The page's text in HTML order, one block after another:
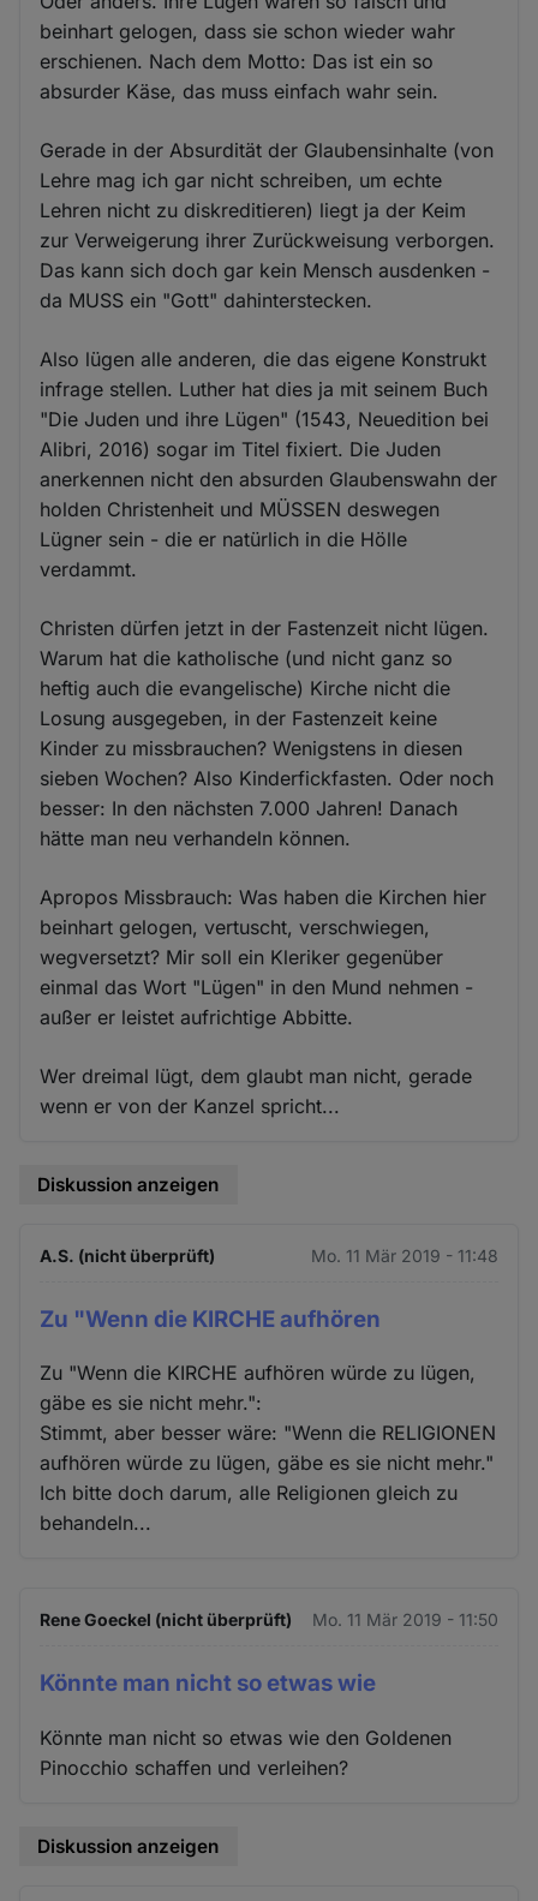
beinhart gelogen, dass sie schon wieder wahr
erschienen. Nach dem Motto: Das ist ein so
absurder Käse, das muss einfach wahr sein.
Gerade in der Absurdität der Glaubensinhalte (von
Lehre mag ich gar nicht schreiben, um echte
Lehren nicht zu diskreditieren) liegt ja der Keim
zur Verweigerung ihrer Zurückweisung verborgen.
Das kann sich doch gar kein Mensch ausdenken -
da MUSS ein "Gott" dahinterstecken.
Also lügen alle anderen, die das eigene Konstrukt
infrage stellen. Luther hat dies ja mit seinem Buch
"Die Juden und ihre Lügen" (1543, Neuedition bei
Alibri, 2016) sogar im Titel fixiert. Die Juden
anerkennen nicht den absurden Glaubenswahn der
holden Christenheit und MÜSSEN deswegen
Lügner sein - die er natürlich in die Hölle
verdammt.
Christen dürfen jetzt in der Fastenzeit nicht lügen.
Warum hat die katholische (und nicht ganz so
heftig auch die evangelische) Kirche nicht die
Losung ausgegeben, in der Fastenzeit keine
Kinder zu missbrauchen? Wenigstens in diesen
sieben Wochen? Also Kinderfickfasten. Oder noch
besser: In den nächsten 7.000 Jahren! Danach
hätte man neu verhandeln können.
Apropos Missbrauch: Was haben die Kirchen hier
beinhart gelogen, vertuscht, verschwiegen,
wegversetzt? Mir soll ein Kleriker gegenüber
einmal das Wort "Lügen" in den Mund nehmen -
außer er leistet aufrichtige Abbitte.
Wer dreimal lügt, dem glaubt man nicht, gerade
wenn er von der Kanzel spricht...
Diskussion anzeigen
A.S. (nicht überprüft) Mo. 11 Mär 2019 - 11:48
Zu "Wenn die KIRCHE aufhören
Zu "Wenn die KIRCHE aufhören würde zu lügen,
gäbe es sie nicht mehr.":
Stimmt, aber besser wäre: "Wenn die RELIGIONEN
aufhören würde zu lügen, gäbe es sie nicht mehr."
Ich bitte doch darum, alle Religionen gleich zu
behandeln...
Rene Goeckel (nicht überprüft) Mo. 11 Mär 2019 - 11:50
Könnte man nicht so etwas wie
Könnte man nicht so etwas wie den Goldenen
Pinocchio schaffen und verleihen?
Diskussion anzeigen